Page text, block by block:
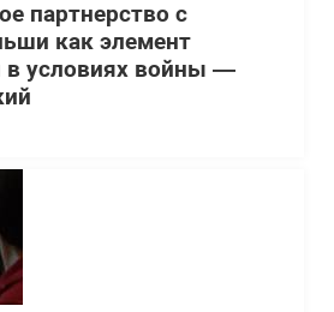
партнерство с
как элемент
в условиях войны —